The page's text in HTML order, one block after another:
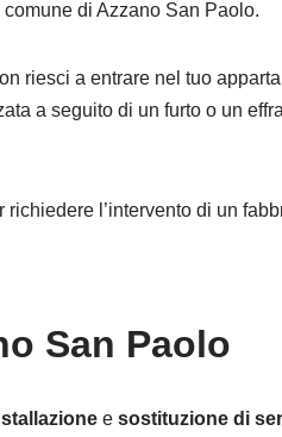
di Azzano San Paolo.
riesci a entrare nel tuo
a seguito di un furto o un
richiedere l’intervento di un
San Paolo
e sostituzione di